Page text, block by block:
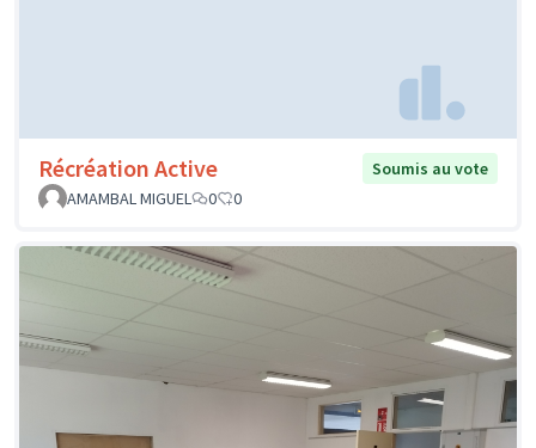
Récréation Active
Soumis au vote
AMAMBAL MIGUEL
0 0